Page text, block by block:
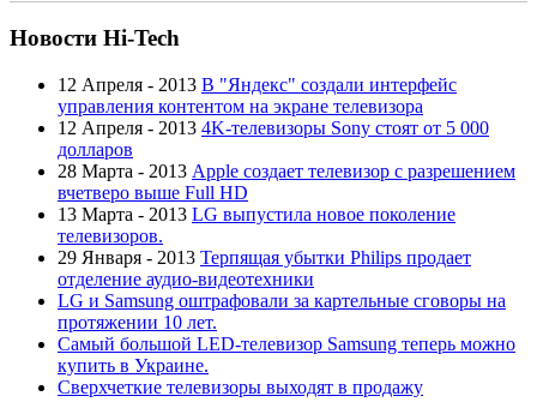
Новости Hi-Tech
12 Апреля - 2013 В "Яндекс" создали интерфейс
управления контентом на экране телевизора
12 Апреля - 2013 4K-телевизоры Sony стоят от 5 000
долларов
28 Марта - 2013 Apple создает телевизор с разрешением
вчетверо выше Full HD
13 Марта - 2013 LG выпустила новое поколение
телевизоров.
29 Января - 2013 Терпящая убытки Philips продает
отделение аудио-видеотехники
LG и Samsung оштрафовали за картельные сговоры на
протяжении 10 лет.
Самый большой LED-телевизор Samsung теперь можно
купить в Украине.
Сверхчеткие телевизоры выходят в продажу